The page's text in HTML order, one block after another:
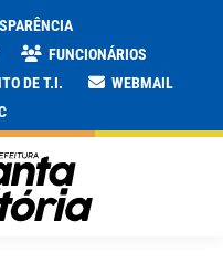
FUNCIONÁRIOS
DE T.I.
WEBMAIL